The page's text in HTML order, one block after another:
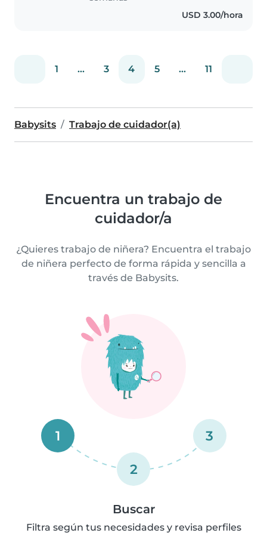
USD 3.00/hora
1 ... 3 4 5 ... 11
Babysits Trabajo de cuidador(a)
Encuentra un trabajo de
cuidador/a
¿Quieres trabajo de niñera? Encuentra el trabajo
de niñera perfecto de forma rápida y sencilla a
través de Babysits.
1
2
3
Buscar
Filtra según tus necesidades y revisa perfiles